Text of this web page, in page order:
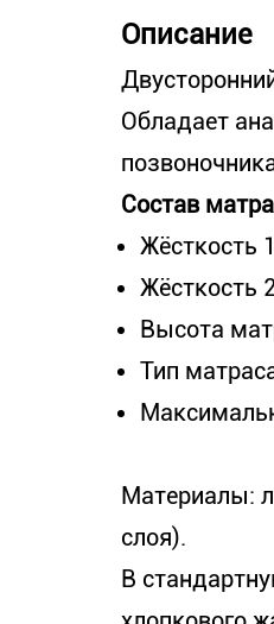
Описание
Обладает
Состав
Жёсткость
Жёсткость
Высота
Тип
Материалы:
слоя).
В